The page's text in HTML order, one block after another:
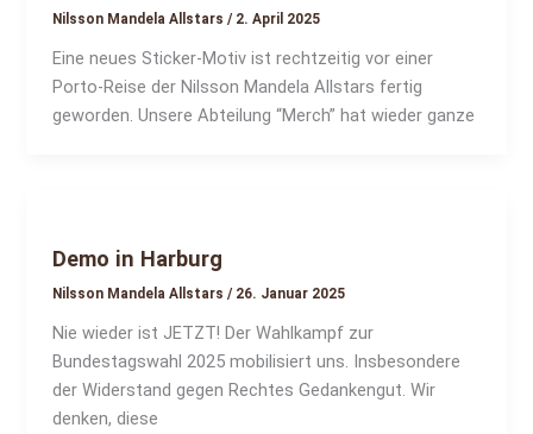
Nilsson Mandela Allstars/ 2. April 2025
Eine neues Sticker-Motiv ist rechtzeitig vor einer
Porto-Reise der Nilsson Mandela Allstars fertig
geworden. Unsere Abteilung “Merch” hat wieder ganze
Demo in Harburg
Nilsson Mandela Allstars/ 26. Januar 2025
Nie wieder ist JETZT! Der Wahlkampf zur
Bundestagswahl 2025 mobilisiert uns. Insbesondere
der Widerstand gegen Rechtes Gedankengut. Wir
denken, diese